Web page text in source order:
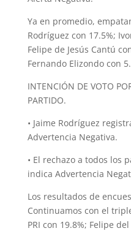
Ya en promedio,
Rodríguez con 17.5%;
Felipe de Jesús Cantú
Fernando Elizondo con
INTENCIÓN DE VOTO
PARTIDO.
• Jaime Rodríguez
Advertencia Negativa.
• El rechazo a todos los
indica Advertencia
Los resultados de
Continuamos con el
PRI con 19.8%; Felipe